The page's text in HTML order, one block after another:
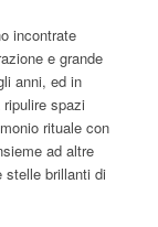
incontrate
e grande
anni, ed in
spazi
rituale con
ad altre
stelle brillanti di